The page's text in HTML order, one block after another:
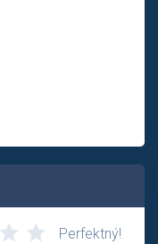
Perfektný!